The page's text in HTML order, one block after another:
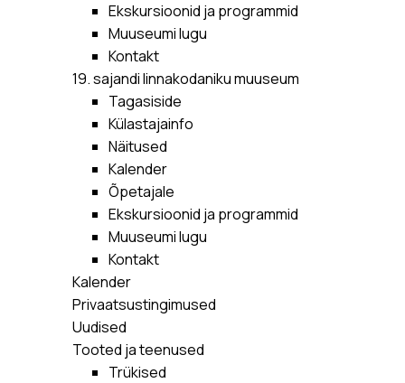
Ekskursioonid ja programmid
Muuseumi lugu
Kontakt
19. sajandi linnakodaniku muuseum
Tagasiside
Külastajainfo
Näitused
Kalender
Õpetajale
Ekskursioonid ja programmid
Muuseumi lugu
Kontakt
Kalender
Privaatsustingimused
Uudised
Tooted ja teenused
Trükised